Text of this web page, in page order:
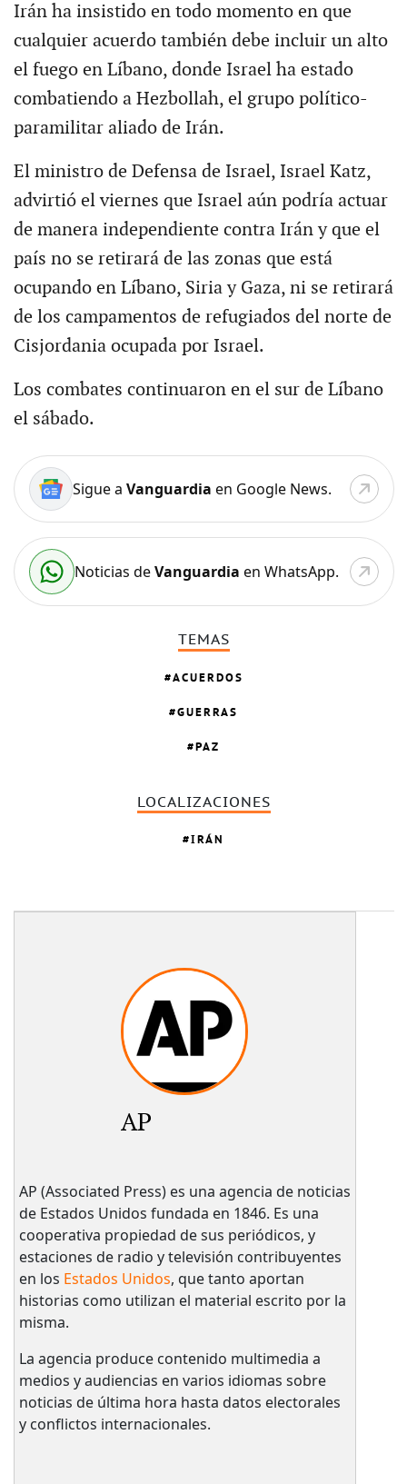
Irán ha insistido en todo momento en que
cualquier acuerdo también debe incluir un alto
el fuego en Líbano, donde Israel ha estado
combatiendo a Hezbollah, el grupo político-
paramilitar aliado de Irán.
El ministro de Defensa de Israel, Israel Katz,
advirtió el viernes que Israel aún podría actuar
de manera independiente contra Irán y que el
país no se retirará de las zonas que está
ocupando en Líbano, Siria y Gaza, ni se retirará
de los campamentos de refugiados del norte de
Cisjordania ocupada por Israel.
Los combates continuaron en el sur de Líbano
el sábado.
Sigue a Vanguardia en Google News.
Noticias deVanguardia en WhatsApp.
TEMAS
ACUERDOS
GUERRAS
PAZ
LOCALIZACIONES
IRÁN
AP
AP (Associated Press) es una agencia de noticias
de Estados Unidos fundada en 1846. Es una
cooperativa propiedad de sus periódicos, y
estaciones de radio y televisión contribuyentes
en los Estados Unidos, que tanto aportan
historias como utilizan el material escrito por la
misma.
La agencia produce contenido multimedia a
medios y audiencias en varios idiomas sobre
noticias de última hora hasta datos electorales
y conflictos internacionales.